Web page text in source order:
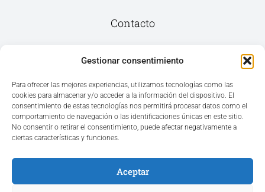
Gestionar consentimiento
Para ofrecer las mejores experiencias, utilizamos tecnologías como las
cookies para almacenar y/o acceder a la información del dispositivo. El
consentimiento de estas tecnologías nos permitirá procesar datos como el
comportamiento de navegación o las identificaciones únicas en este sitio.
No consentir o retirar el consentimiento, puede afectar negativamente a
ciertas características y funciones.
Aceptar
Contacto
Av. del Mar, 59, 03187 Los Montesinos,
+34 965 207 262
hola@azvconsulting.com
Acceso área privada